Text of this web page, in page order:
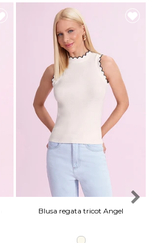
Blusa regata tricot Angel